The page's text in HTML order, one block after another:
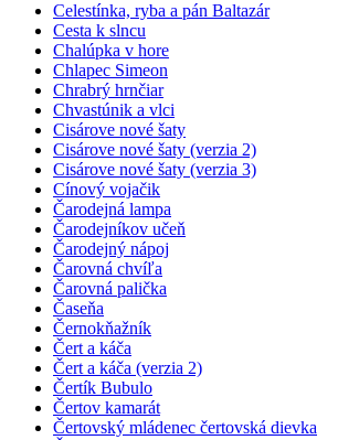
Celestínka, ryba a pán Baltazár
Cesta k slncu
Chalúpka v hore
Chlapec Simeon
Chrabrý hrnčiar
Chvastúnik a vlci
Cisárove nové šaty
Cisárove nové šaty (verzia 2)
Cisárove nové šaty (verzia 3)
Cínový vojačik
Čarodejná lampa
Čarodejníkov učeň
Čarodejný nápoj
Čarovná chvíľa
Čarovná palička
Časeňa
Černokňažník
Čert a káča
Čert a káča (verzia 2)
Čertík Bubulo
Čertov kamarát
Čertovský mládenec čertovská dievka